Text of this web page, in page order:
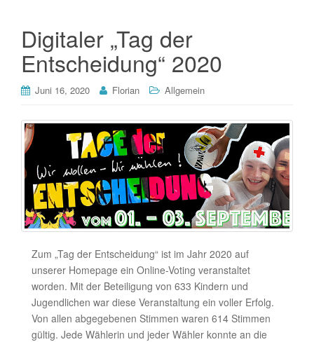
Digitaler „Tag der
Entscheidung“ 2020
Juni 16, 2020 Florian Allgemein
Zum „Tag der Entscheidung“ ist im Jahr 2020 auf
unserer Homepage ein Online-Voting veranstaltet
worden. Mit der Beteiligung von 633 Kindern und
Jugendlichen war diese Veranstaltung ein voller Erfolg.
Von allen abgegebenen Stimmen waren 614 Stimmen
gültig. Jede Wählerin und jeder Wähler konnte an die